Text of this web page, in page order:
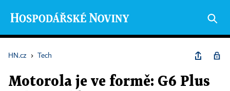
HN.cz › Tech
Motorola je ve formě: G6 Plus